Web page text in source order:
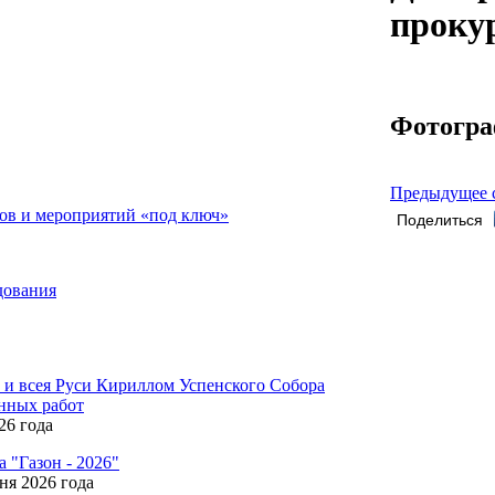
и мероприятий «под ключ»
всея Руси Кириллом Успенского Собора
работ
года
"Газон - 2026"
2026 года
Предыдущее
Поделиться